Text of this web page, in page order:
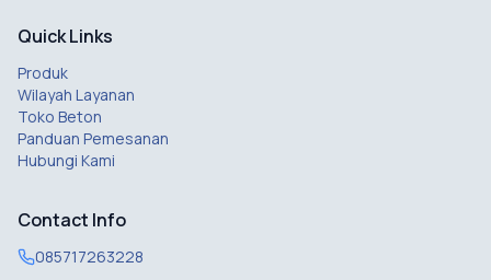
Quick Links
Produk
Wilayah Layanan
Toko Beton
Panduan Pemesanan
Hubungi Kami
Contact Info
085717263228